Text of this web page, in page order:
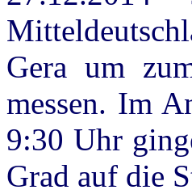
Gera um
messen. Im
9:30 Uhr
Grad auf die